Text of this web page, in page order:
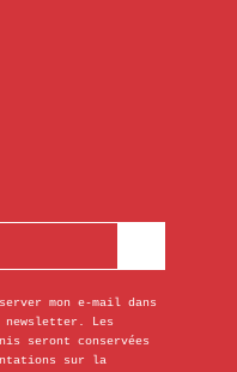
mon e-mail dans
newsletter. Les
seront conservées
sur la